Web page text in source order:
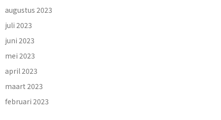
augustus 2023
juli 2023
juni 2023
mei 2023
april 2023
maart 2023
februari 2023